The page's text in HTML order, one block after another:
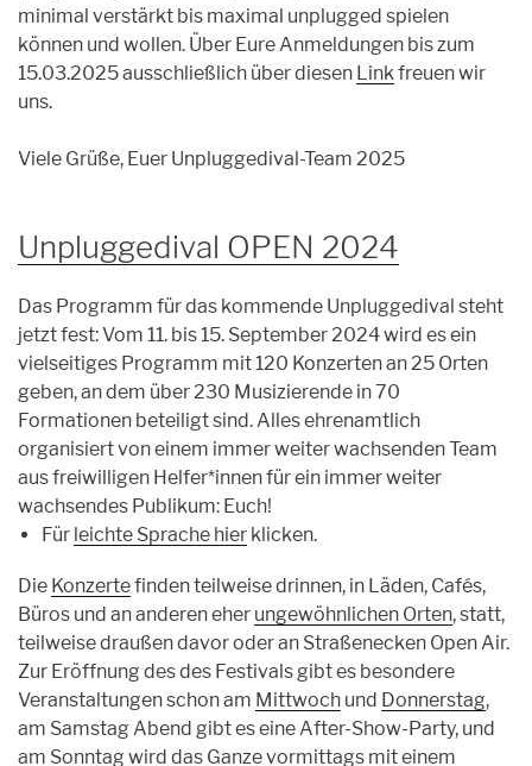
minimal verstärkt bis maximal unplugged spielen
können und wollen. Über Eure Anmeldungen bis zum
15.03.2025 ausschließlich über diesen Linkfreuen wir
uns.
Viele Grüße, Euer Unpluggedival-Team 2025
Unpluggedival OPEN 2024
Das Programm für das kommende Unpluggedival steht
jetzt fest: Vom 11. bis 15. September 2024 wird es ein
vielseitiges Programm mit 120 Konzerten an 25 Orten
geben, an dem über 230 Musizierende in 70
Formationen beteiligt sind. Alles ehrenamtlich
organisiert von einem immer weiter wachsenden Team
aus freiwilligen Helfer*innen für ein immer weiter
wachsendes Publikum: Euch!
Für leichte Sprache hier klicken.
Die Konzertefinden teilweise drinnen, in Läden, Cafés,
Büros und an anderen eher ungewöhnlichen Orten, statt,
teilweise draußen davor oder an Straßenecken Open Air.
Zur Eröffnung des des Festivals gibt es besondere
Veranstaltungen schon am Mittwoch und Donnerstag,
am Samstag Abend gibt es eine After-Show-Party, und
am Sonntagwird das Ganze vormittags mit einem